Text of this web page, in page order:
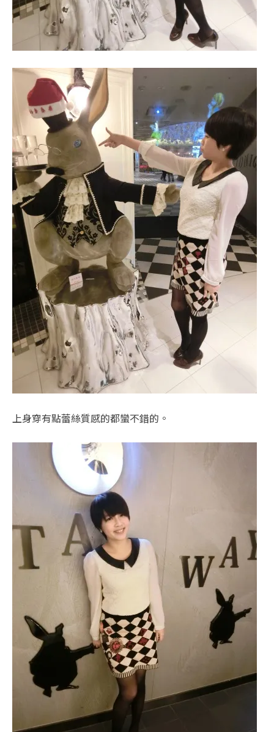
上身穿有點蕾絲質感的都蠻不錯的。